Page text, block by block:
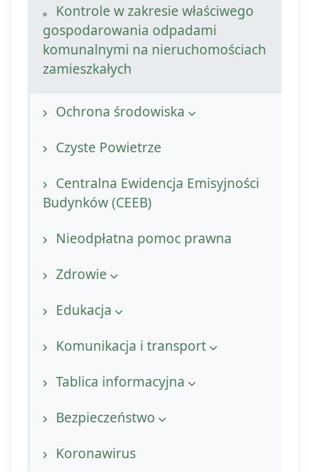
Kontrole w zakresie właściwego
gospodarowania odpadami
komunalnymi na nieruchomościach
zamieszkałych
Ochrona środowiska
Ochrona powietrza
Ochrona zwierząt
Czyste Powietrze
Centralna Ewidencja Emisyjności
Budynków (CEEB)
Nieodpłatna pomoc prawna
Zdrowie
Gabinety Komańcza
Gabinety Rzepedź
Regionalne Centrum Informacji
Edukacja
Szkoły Podstawowe
Punkty Przedszkolne
Komunikacja i transport
Rozkład jazdy autobusów - Gmina
Tablica informacyjna
Władze Gminy Komańcza
Konta bankowe
Bezpieczeństwo
Telefony alarmowe
Koronawirus